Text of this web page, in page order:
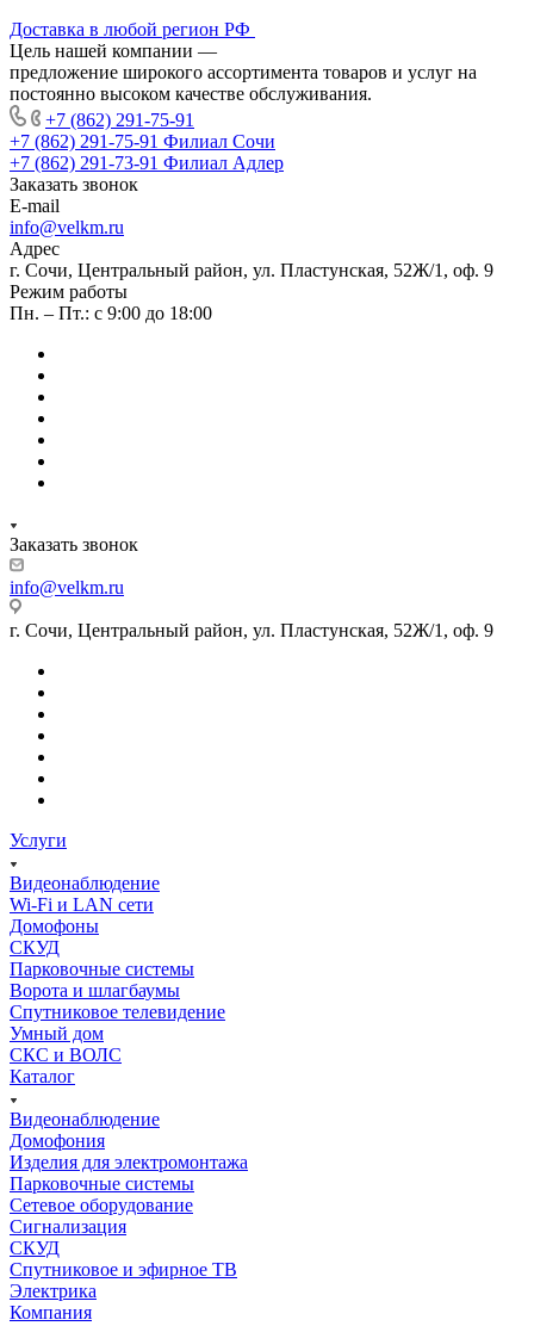
Доставка в любой регион РФ
Цель нашей компании —
предложение широкого ассортимента товаров и услуг на
постоянно высоком качестве обслуживания.
+7 (862) 291-75-91
+7 (862) 291-75-91 Филиал Сочи
+7 (862) 291-73-91 Филиал Адлер
Заказать звонок
E-mail
info@velkm.ru
Адрес
г. Сочи, Центральный район, ул. Пластунская, 52Ж/1, оф. 9
Режим работы
Пн. – Пт.: с 9:00 до 18:00
Заказать звонок
info@velkm.ru
г. Сочи, Центральный район, ул. Пластунская, 52Ж/1, оф. 9
Услуги
Видеонаблюдение
Wi-Fi и LAN сети
Домофоны
СКУД
Парковочные системы
Ворота и шлагбаумы
Спутниковое телевидение
Умный дом
СКС и ВОЛС
Каталог
Видеонаблюдение
Домофония
Изделия для электромонтажа
Парковочные системы
Сетевое оборудование
Сигнализация
СКУД
Спутниковое и эфирное ТВ
Электрика
Компания